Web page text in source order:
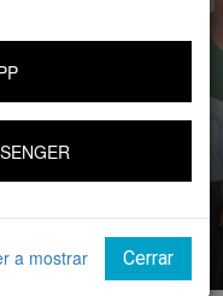
alcanzar
Gabriela
a mostrar Cerrar